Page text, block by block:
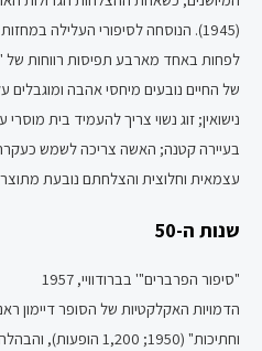
(1945). הנוסחה לסיפורי העלילה
לפחות באחד מארבע תפיסות רווחות של
של החיים נובעים מיחסי אהבה ומוגבלים
נישואין; זוג נשוי צריך להעמיד בית
בעיירה קטנה; האשה צריכה לשמש
עצמאית וחלוצית והצלחתם נובעת
שנות ה-50
"סיפור הפרברים"' בברודוויי, 1957
הדמויות האקלקטיות של הסופר דיימון
וחתיכות" (1950;